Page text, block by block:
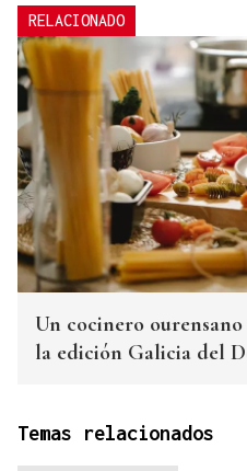
RELACIONADO
Un cocinero
la edición Galicia del
Temas relacionados